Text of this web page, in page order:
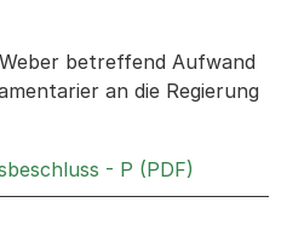
betreffend Aufwand
an die Regierung
- P (PDF)